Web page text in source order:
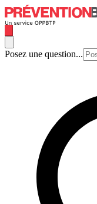
Posez une question...